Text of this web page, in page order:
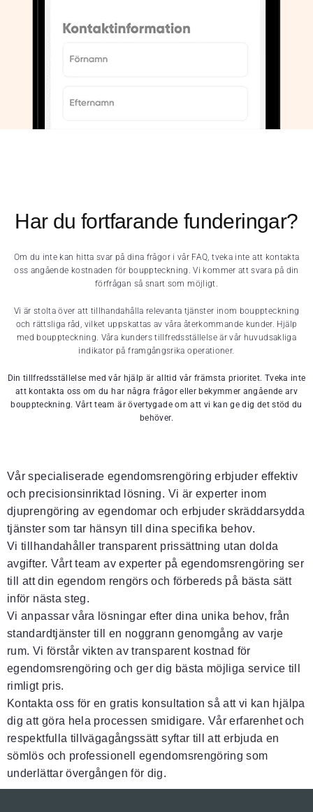
Har du fortfarande funderingar?
Om du inte kan hitta svar på dina frågor i vår FAQ, tveka inte att kontakta
oss angående kostnaden för bouppteckning. Vi kommer att svara på din
förfrågan så snart som möjligt.
Vi är stolta över att tillhandahålla relevanta tjänster inom bouppteckning
och rättsliga råd, vilket uppskattas av våra återkommande kunder. Hjälp
med bouppteckning. Våra kunders tillfredsställelse är vår huvudsakliga
indikator på framgångsrika operationer.
Din tillfredsställelse med vår hjälp är alltid vår främsta prioritet. Tveka inte
att kontakta oss om du har några frågor eller bekymmer angående arv
bouppteckning. Vårt team är övertygade om att vi kan ge dig det stöd du
behöver.
Vår specialiserade egendomsrengöring erbjuder effektiv
och precisionsinriktad lösning. Vi är experter inom
djuprengöring av egendomar och erbjuder skräddarsydda
tjänster som tar hänsyn till dina specifika behov.
Vi tillhandahåller transparent prissättning utan dolda
avgifter. Vårt team av experter på egendomsrengöring ser
till att din egendom rengörs och förbereds på bästa sätt
inför nästa steg.
Vi anpassar våra lösningar efter dina unika behov, från
standardtjänster till en noggrann genomgång av varje
rum. Vi förstår vikten av transparent kostnad för
egendomsrengöring och ger dig bästa möjliga service till
rimligt pris.
Kontakta oss för en gratis konsultation så att vi kan hjälpa
dig att göra hela processen smidigare. Vår erfarenhet och
respektfulla tillvägagångssätt syftar till att erbjuda en
sömlös och professionell egendomsrengöring som
underlättar övergången för dig.